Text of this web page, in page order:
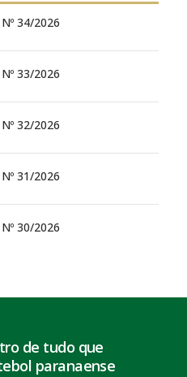
34/2026
33/2026
32/2026
31/2026
30/2026
de tudo que
paranaense